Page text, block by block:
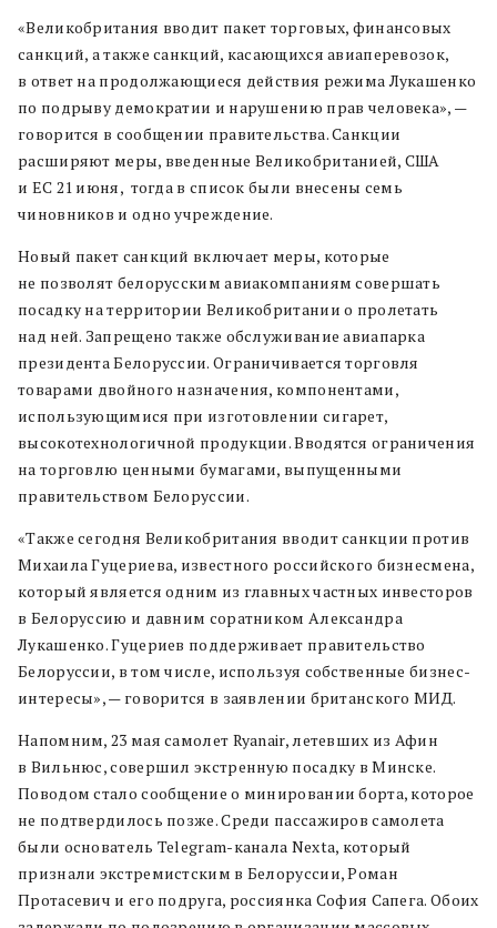
«Великобритания вводит пакет торговых, финансовых
санкций, а также санкций, касающихся авиаперевозок,
в ответ на продолжающиеся действия режима Лукашенко
по подрыву демократии и нарушению прав человека», —
говорится в сообщении правительства. Санкции
расширяют меры, введенные Великобританией, США
и ЕС 21 июня, тогда в список были внесены семь
чиновников и одно учреждение.
Новый пакет санкций включает меры, которые
не позволят белорусским авиакомпаниям совершать
посадку на территории Великобритании о пролетать
над ней. Запрещено также обслуживание авиапарка
президента Белоруссии. Ограничивается торговля
товарами двойного назначения, компонентами,
использующимися при изготовлении сигарет,
высокотехнологичной продукции. Вводятся ограничения
на торговлю ценными бумагами, выпущенными
правительством Белоруссии.
«Также сегодня Великобритания вводит санкции против
Михаила Гуцериева, известного российского бизнесмена,
который является одним из главных частных инвесторов
в Белоруссию и давним соратником Александра
Лукашенко. Гуцериев поддерживает правительство
Белоруссии, в том числе, используя собственные бизнес-
интересы», — говорится в заявлении британского МИД.
Напомним, 23 мая самолет Ryanair, летевших из Афин
в Вильнюс, совершил экстренную посадку в Минске.
Поводом стало сообщение о минировании борта, которое
не подтвердилось позже. Среди пассажиров самолета
были основатель Telegram-канала Nexta, который
признали экстремистским в Белоруссии, Роман
Протасевич и его подруга, россиянка София Сапега. Обоих